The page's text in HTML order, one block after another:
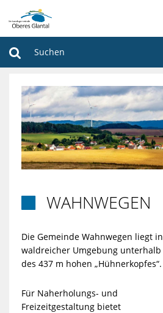
AKTUELLES
BÜRGERSERVICE
WIRTSCHAFT
VERWALTUNG
TOURISMUS
SANIERUNG FREIBAD
Suchen
WAHNWEGEN
Die Gemeinde Wahnwegen liegt in
waldreicher Umgebung unterhalb
des 437 m hohen „Hühnerkopfes“.
Für Naherholungs- und
Freizeitgestaltung bietet